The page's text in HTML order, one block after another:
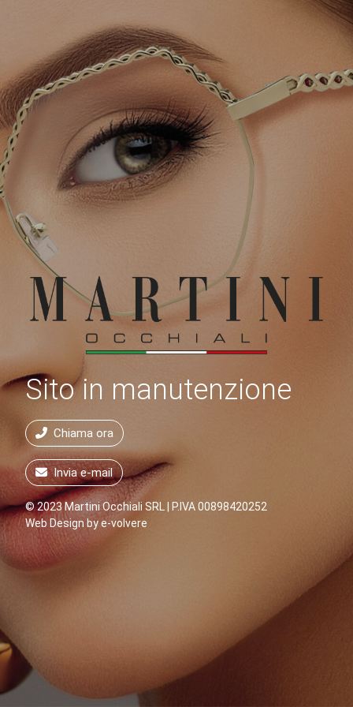
Sito in manutenzione
Chiama ora
Invia e-mail
© 2023 Martini Occhiali SRL | P.IVA 00898420252
Web Design bye-volvere